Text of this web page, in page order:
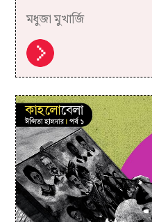
মধুজা মুখার্জি